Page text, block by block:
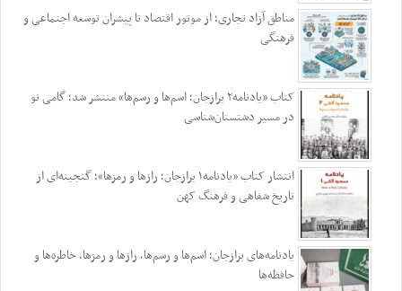
مناطق آزاد تجاری؛ از موتور اقتصاد تا پیشران توسعه اجتماعی و
فرهنگی
کتاب «یادنامه۲ برازجان؛ اسم‌ها و رسم‌ها» منتشر شد؛ گامی نو
در مسیر دشتستان‌شناسی
انتشار کتاب «یادنامه۱ برازجان؛ رازها و رمزها»؛ گنجینه‌ای از
تاریخ شفاهی و فرهنگ کهن
یادنامه‌های برازجان؛ اسم‌ها و رسم‌ها، رازها و رمزها، خاطره‌ها و
حافظه‌ها